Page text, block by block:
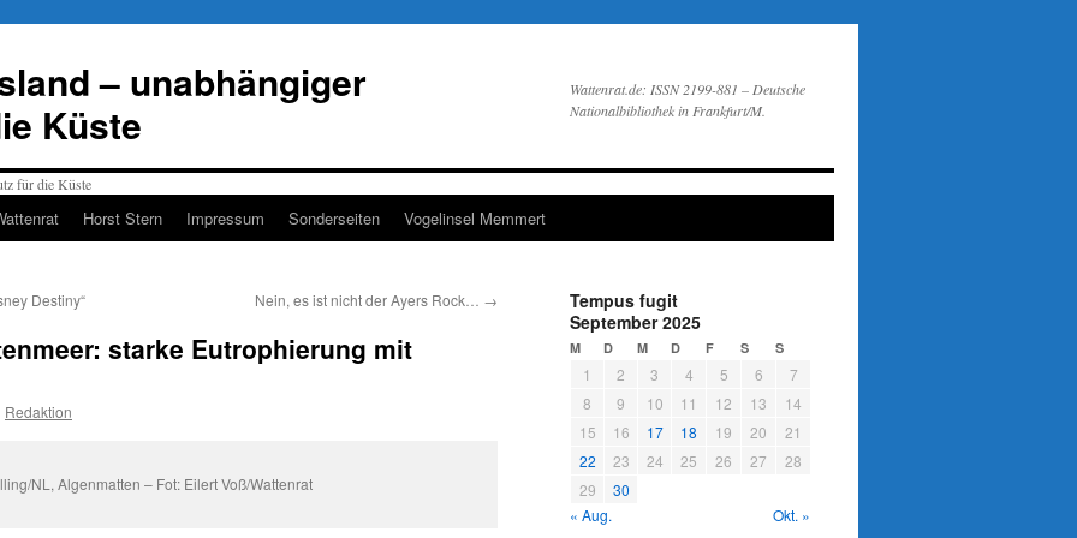
– unabhängiger
Küste
Wattenrat.de: ISSN 2199-881 – Deutsche
Nationalbibliothek in Frankfurt/M.
Horst Stern Impressum Sonderseiten Vogelinsel Memmert
Destiny“ Nein, es ist nicht der Ayers Rock… →
starke Eutrophierung mit
Redaktion
NL, Algenmatten – Fot: Eilert Voß/Wattenrat
Tempus fugit
September 2025
M D M D F S S
1 2 3 4 5 6
7
8
9 10 11 12 13
14
15
16 17 18 19 20
21
22
23 24 25 26 27
28
29
30
« Aug.
Okt. »